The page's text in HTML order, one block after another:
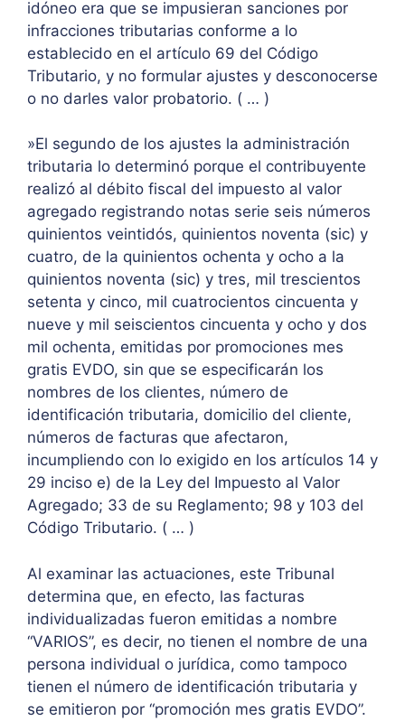
idóneo era que se impusieran sanciones por
infracciones tributarias conforme a lo
establecido en el artículo 69 del Código
Tributario, y no formular ajustes y desconocerse
o no darles valor probatorio. ( … )
»El segundo de los ajustes la administración
tributaria lo determinó porque el contribuyente
realizó al débito fiscal del impuesto al valor
agregado registrando notas serie seis números
quinientos veintidós, quinientos noventa (sic) y
cuatro, de la quinientos ochenta y ocho a la
quinientos noventa (sic) y tres, mil trescientos
setenta y cinco, mil cuatrocientos cincuenta y
nueve y mil seiscientos cincuenta y ocho y dos
mil ochenta, emitidas por promociones mes
gratis EVDO, sin que se especificarán los
nombres de los clientes, número de
identificación tributaria, domicilio del cliente,
números de facturas que afectaron,
incumpliendo con lo exigido en los artículos 14 y
29 inciso e) de la Ley del Impuesto al Valor
Agregado; 33 de su Reglamento; 98 y 103 del
Código Tributario. ( … )
Al examinar las actuaciones, este Tribunal
determina que, en efecto, las facturas
individualizadas fueron emitidas a nombre
“VARIOS”, es decir, no tienen el nombre de una
persona individual o jurídica, como tampoco
tienen el número de identificación tributaria y
se emitieron por “promoción mes gratis EVDO”.